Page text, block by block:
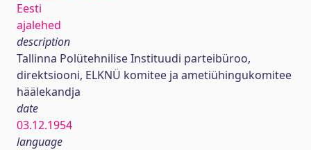
Eesti
ajalehed
description
Tallinna Polütehnilise Instituudi parteibüroo,
direktsiooni, ELKNÜ komitee ja ametiühingukomitee
häälekandja
date
03.12.1954
language